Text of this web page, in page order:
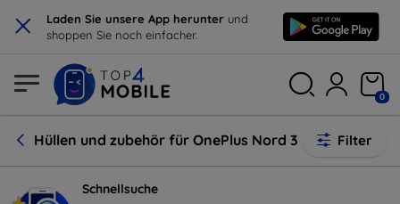
× Laden Sie unsere App herunter und
shoppen Sie noch einfacher.
0
Hüllen und zubehör für OnePlus Nord 3 Filter
Schnellsuche